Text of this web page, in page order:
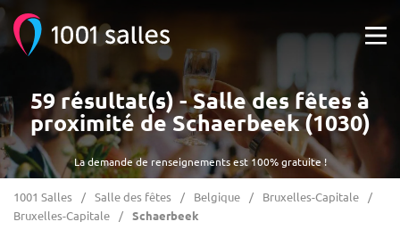
La demande de renseignements est 100% gratuite !
59 résultat(s) - Salle des fêtes à
proximité de Schaerbeek (1030)
1001 Salles Salle des fêtes Belgique
Bruxelles-Capitale
Bruxelles-Capitale
Schaerbeek